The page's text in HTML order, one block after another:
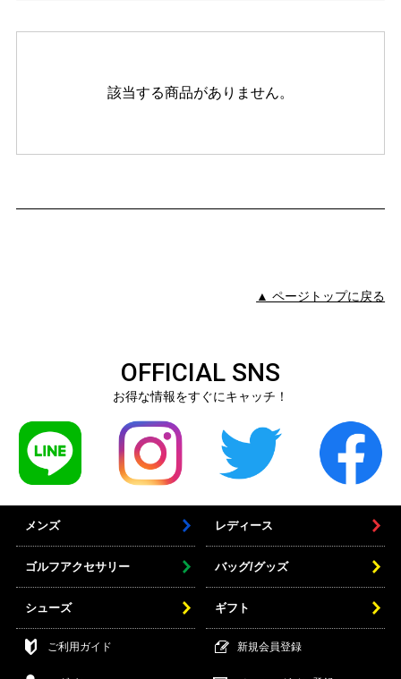
該当する商品がありません。
▲ ページトップに戻る
OFFICIAL SNS
お得な情報をすぐにキャッチ！
メンズ レディース
ゴルフアクセサリー バッグ/グッズ
シューズ ギフト
ご利用ガイド 新規会員登録